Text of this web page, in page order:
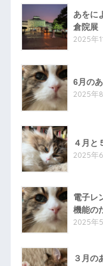
あをに
倉院展
2025年
6月の
2025年
４月と
2025年
電子レ
機能の
2025年
３月の